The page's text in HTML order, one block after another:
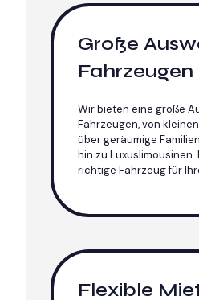
Große
Fahrzeugen
Wir bieten eine große
Fahrzeugen, von
über geräumige
hin zu Luxuslimousinen.
richtige Fahrzeug für
Flexible